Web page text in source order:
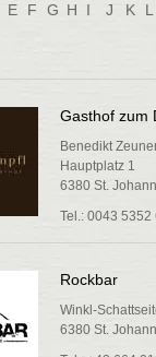
E F G H I J K L
Gasthof zum
Benedikt
Hauptplatz 1
6380 St.
Tel.: 0043 5352
Rockbar
Winkl-
6380 St.